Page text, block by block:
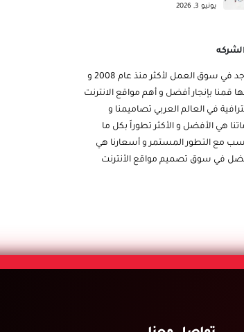
يونيو 3, 2026
نتواجد في سوق العمل لأكثر منذ عام 2008 و
قمنا بإنجار أفضل و أهم مواقع الانترنت
في العالم العربي تصاميمنا و
هي الأفضل و الأكثر تطوراً بكل ما
مع التطور المستمر و أسعارنا هي
في سوق تصميم مواقع الأنترنت